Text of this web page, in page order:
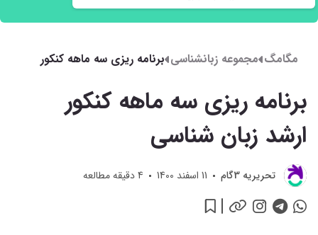
مگامگ مجموعه زبانشناسی برنامه ریزی سه ماهه کنکور
برنامه ریزی سه ماهه کنکور
ارشد زبان شناسی
تحريريه 3گام 11 اسفند 1400 4دقیقه مطالعه